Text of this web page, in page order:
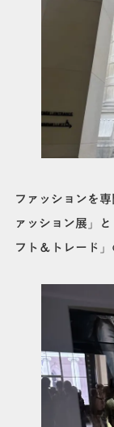
ファッションを
ァッション展」
フト＆トレード